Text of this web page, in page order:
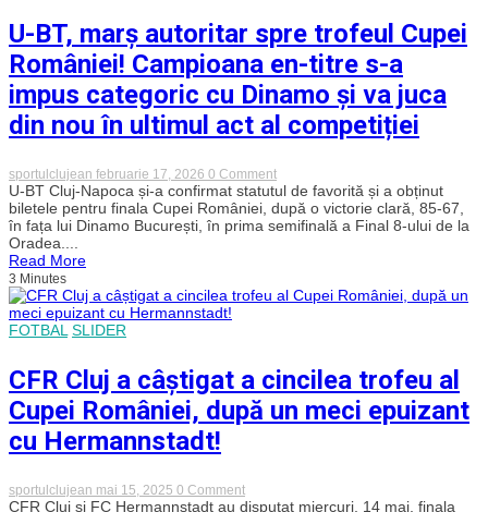
la
uri
în
semifinala
cu
FC
U-BT, marș autoritar spre trofeul Cupei
României! Campioana en-titre s-a
impus categoric cu Dinamo și va juca
din nou în ultimul act al competiției
sportulclujean februarie 17, 2026 0 Commenton
U-
BT,
marș
autoritar
României!
a
impus
cu
nou
U-BT Cluj-Napoca și-a confirmat statutul de favorită și a obținut
biletele pentru finala Cupei României, după o victorie clară, 85-67,
în fața lui Dinamo București, în prima semifinală a Final 8-ului de la
Oradea....
Read More
3 Minutes
FOTBAL SLIDER
CFR Cluj a câștigat a cincilea trofeu al
Cupei României, după un meci epuizant
cu Hermannstadt!
sportulclujean mai 15, 2025 0 Commenton
CFR
CFR Cluj și FC Hermannstadt au disputat miercuri, 14 mai, finala